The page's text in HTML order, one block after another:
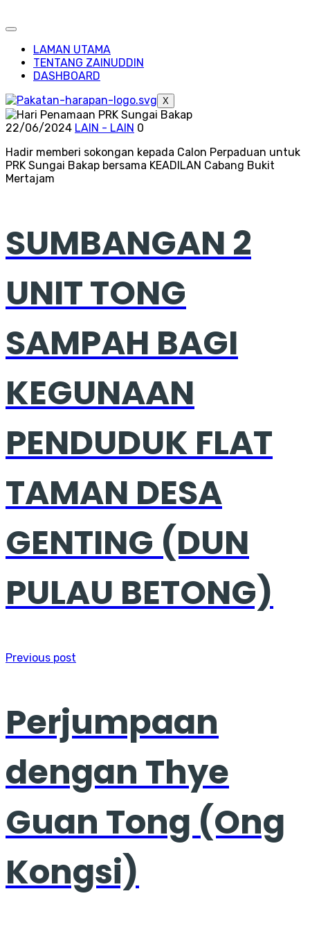
LAMAN UTAMA
TENTANG ZAINUDDIN
DASHBOARD
X
22/06/2024 LAIN - LAIN 0
Hadir memberi sokongan kepada Calon Perpaduan untuk
PRK Sungai Bakap bersama KEADILAN Cabang Bukit
Mertajam
SUMBANGAN 2
UNIT TONG
SAMPAH BAGI
KEGUNAAN
PENDUDUK FLAT
TAMAN DESA
GENTING (DUN
PULAU BETONG)
Previous post
Perjumpaan
dengan Thye
Guan Tong (Ong
Kongsi)